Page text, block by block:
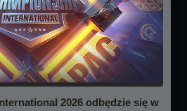
2026 odbędzie się w